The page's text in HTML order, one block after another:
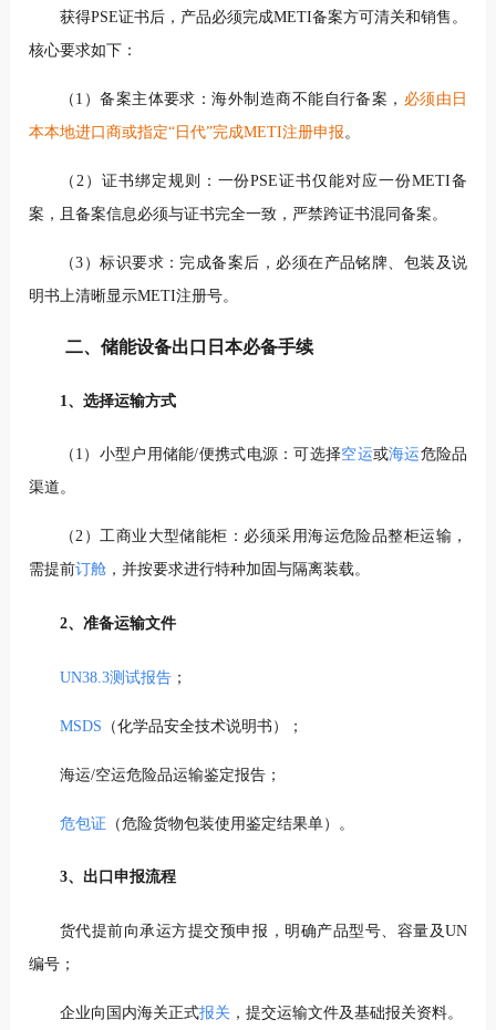
获得PSE证书后，产品必须完成METI备案方可清关和销售。
核心要求如下：
（1）备案主体要求：海外制造商不能自行备案， 必须由日
本本地进口商或指定“日代”完成METI注册申报 。
（2）证书绑定规则：一份PSE证书仅能对应一份METI备
案，且备案信息必须与证书完全一致，严禁跨证书混同备案。
（3）标识要求：完成备案后，必须在产品铭牌、包装及说
明书上清晰显示METI注册号。
二、储能设备出口日本必备手续
1、选择运输方式
（1）小型户用储能/便携式电源：可选择空运或海运危险品
渠道。
（2）工商业大型储能柜：必须采用海运危险品整柜运输，
需提前订舱，并按要求进行特种加固与隔离装载。
2、准备运输文件
UN38.3测试报告；
MSDS （化学品安全技术说明书）；
海运/空运危险品运输鉴定报告；
危包证 （危险货物包装使用鉴定结果单）。
3、出口申报流程
货代提前向承运方提交预申报，明确产品型号、容量及UN
编号；
企业向国内海关正式报关，提交运输文件及基础报关资料。